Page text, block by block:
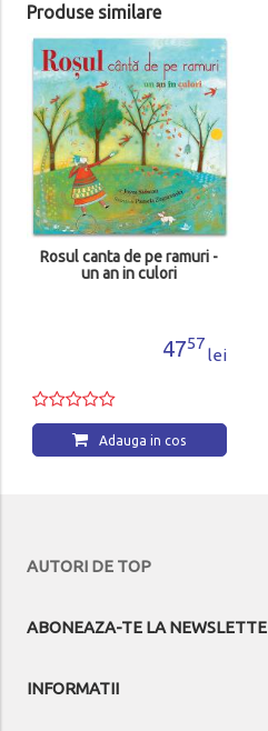
Produse similare
Rosul canta de pe ramuri -
un an in culori
4757
lei
Adauga in cos
AUTORI DE TOP
ABONEAZA-TE LA
INFORMATII